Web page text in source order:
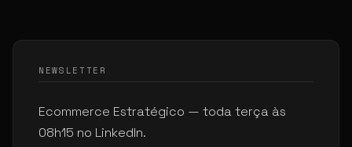
NEWSLETTER
Ecommerce Estratégico — toda terça às
08h15 no LinkedIn.